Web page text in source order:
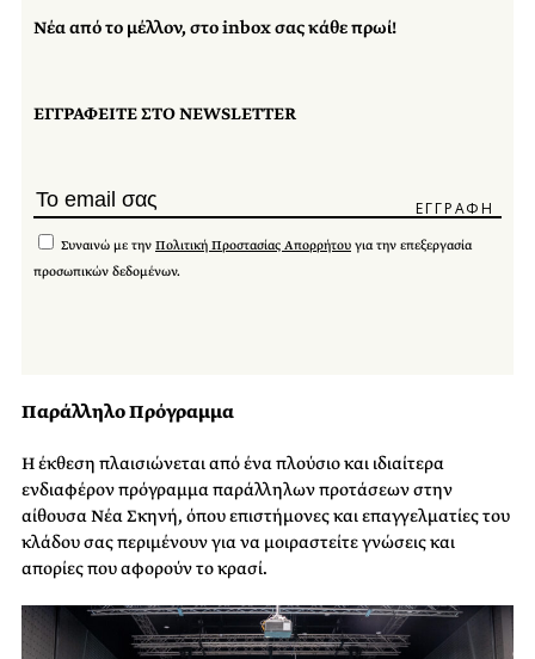
Νέα από το μέλλον, στο inbox σας κάθε πρωί!
ΕΓΓΡΑΦΕΙΤΕ ΣΤΟ NEWSLETTER
Συναινώ με την Πολιτική Προστασίας Απορρήτου για την επεξεργασία
προσωπικών δεδομένων.
Παράλληλο Πρόγραμμα
Η έκθεση πλαισιώνεται από ένα πλούσιο και ιδιαίτερα
ενδιαφέρον πρόγραμμα παράλληλων προτάσεων στην
αίθουσα Νέα Σκηνή, όπου επιστήμονες και επαγγελματίες του
κλάδου σας περιμένουν για να μοιραστείτε γνώσεις και
απορίες που αφορούν το κρασί.